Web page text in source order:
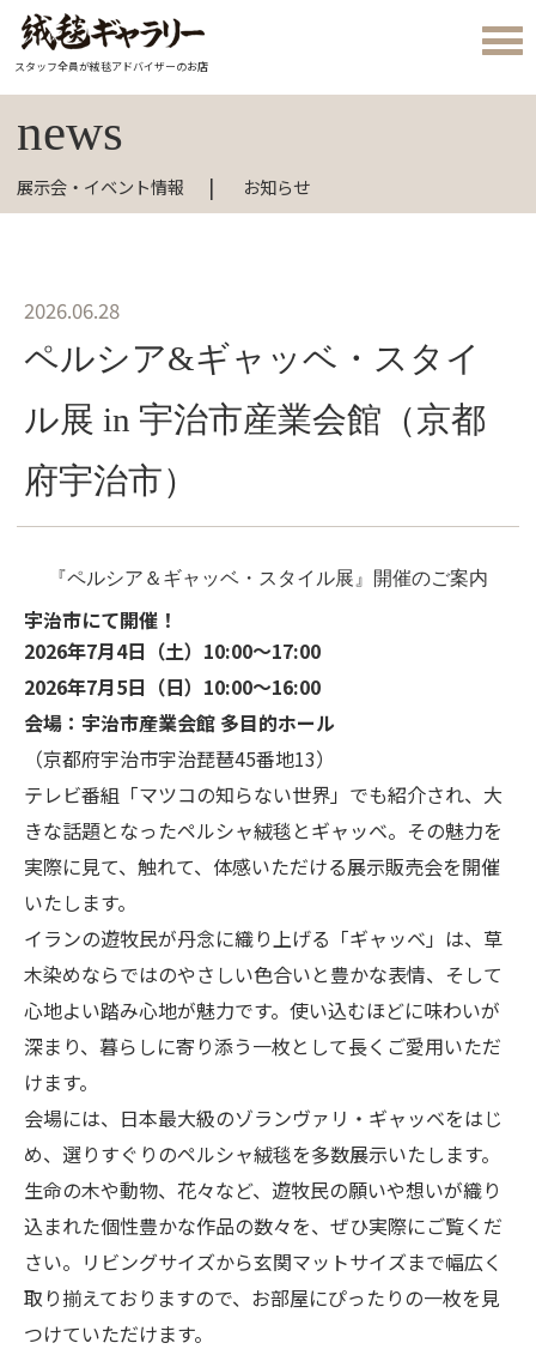
スタッフ全員が絨毯アドバイザーのお店
news
展示会・イベント情報 お知らせ
2026.06.28
ペルシア&ギャッベ・スタイ
ル展 in 宇治市産業会館（京都
府宇治市）
『ペルシア＆ギャッベ・スタイル展』開催のご案内
宇治市にて開催！
2026年7月4日（土）10:00～17:00
2026年7月5日（日）10:00～16:00
会場：宇治市産業会館 多目的ホール
（京都府宇治市宇治琵琶45番地13）
テレビ番組「マツコの知らない世界」でも紹介され、大
きな話題となったペルシャ絨毯とギャッベ。その魅力を
実際に見て、触れて、体感いただける展示販売会を開催
いたします。
イランの遊牧民が丹念に織り上げる「ギャッベ」は、草
木染めならではのやさしい色合いと豊かな表情、そして
心地よい踏み心地が魅力です。使い込むほどに味わいが
深まり、暮らしに寄り添う一枚として長くご愛用いただ
けます。
会場には、日本最大級のゾランヴァリ・ギャッベをはじ
め、選りすぐりのペルシャ絨毯を多数展示いたします。
生命の木や動物、花々など、遊牧民の願いや想いが織り
込まれた個性豊かな作品の数々を、ぜひ実際にご覧くだ
さい。リビングサイズから玄関マットサイズまで幅広く
取り揃えておりますので、お部屋にぴったりの一枚を見
つけていただけます。